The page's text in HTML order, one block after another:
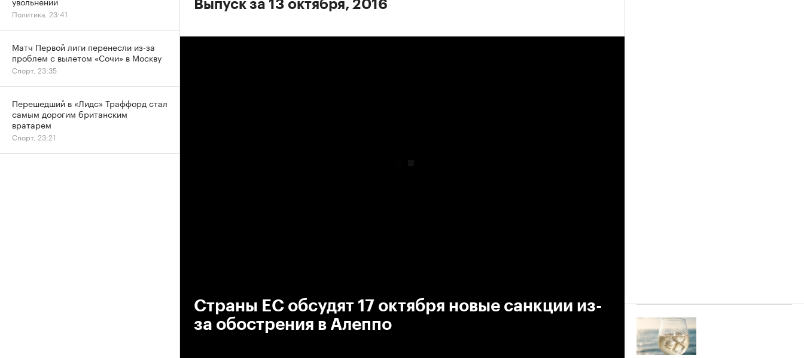
Выпуск за 13 октября, 2016
Страны ЕС обсудят 17 октября новые санкции из-
за обострения в Алеппо
Политика, 23:41
Матч Первой лиги перенесли из-за
проблем с вылетом «Сочи» в Москву
Спорт, 23:35
Перешедший в «Лидс» Траффорд стал
самым дорогим британским
вратарем
Спорт, 23:21